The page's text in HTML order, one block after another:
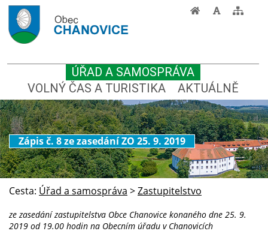
ÚŘAD A SAMOSPRÁVA
VOLNÝ ČAS A TURISTIKA
AKTUÁLNĚ
Zápis č. 8 ze zasedání ZO 25. 9. 2019
Cesta: Úřad a samospráva >Zastupitelstvo
ze zasedání zastupitelstva Obce Chanovice konaného dne 25. 9.
2019 od 19.00 hodin na Obecním úřadu v Chanovicích